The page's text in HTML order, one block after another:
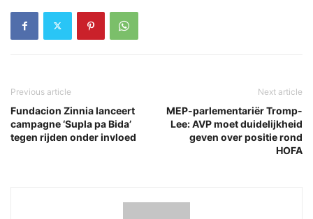
Previous article
Fundacion Zinnia lanceert
campagne ‘Supla pa Bida’
tegen rijden onder invloed
Next article
MEP-parlementariër Tromp-
Lee: AVP moet duidelijkheid
geven over positie rond
HOFA